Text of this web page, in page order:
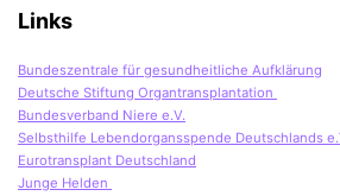
Links
Bundeszentrale für gesundheitliche Aufklärung
Deutsche Stiftung Organtransplantation
Bundesverband Niere e.V.
Selbsthilfe Lebendorgansspende Deutschlands
Eurotransplant Deutschland
Junge Helden